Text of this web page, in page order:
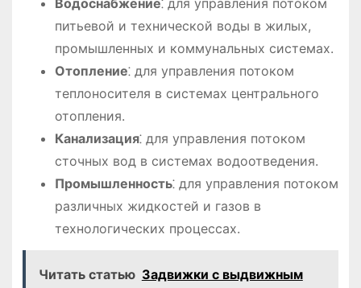
Водоснабжение⁚ для управления потоком
питьевой и технической воды в жилых,
промышленных и коммунальных системах.
Отопление⁚ для управления потоком
теплоносителя в системах центрального
отопления.
Канализация⁚ для управления потоком
сточных вод в системах водоотведения.
Промышленность⁚ для управления потоком
различных жидкостей и газов в
технологических процессах.
Читать статью Задвижки с выдвижным